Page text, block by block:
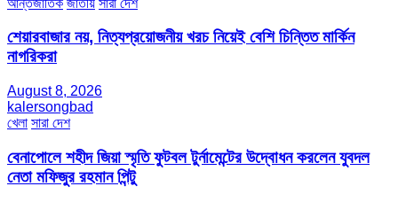
শেয়ারবাজার নয়, নিত্যপ্রয়োজনীয় খরচ নিয়েই বেশি চিন্তিত মার্কিন
নাগরিকরা
August 8, 2026
kalersongbad
খেলা সারা দেশ
বেনাপোলে শহীদ জিয়া স্মৃতি ফুটবল টুর্নামেন্টের উদ্বোধন করলেন যুবদল
নেতা মফিজুর রহমান পিন্টু